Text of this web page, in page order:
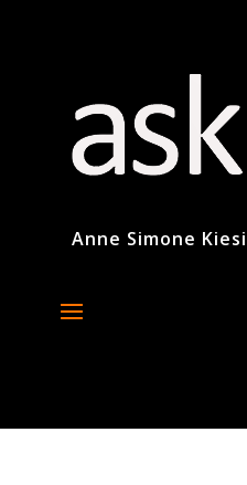
Anne Simone